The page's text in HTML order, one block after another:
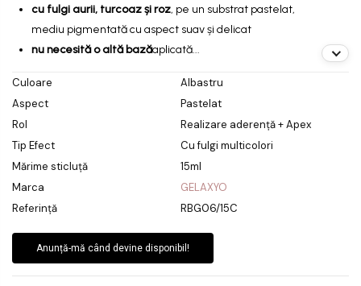
cu fulgi aurii, turcoaz și roz, pe un substrat pastelat,
mediu pigmentată cu aspect suav și delicat
nu necesită o altă bazăaplicată...
Culoare
Albastru
Aspect
Pastelat
Rol
Realizare aderență + Apex
Tip Efect
Cu fulgi multicolori
Mărime sticluță
15ml
Marca
GELAXYO
Referință
RBG06/15C
Anunță-mă când devine disponibil!